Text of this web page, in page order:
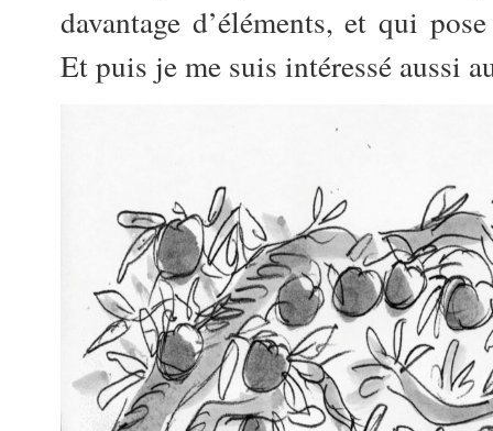
davantage d’éléments, et qui
Et puis je me suis intéressé aussi